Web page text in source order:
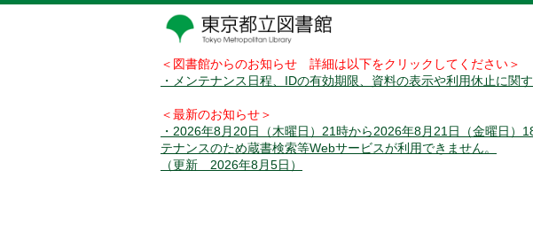
＜図書館からのお知らせ 詳細は以下をクリックしてください＞
・メンテナンス日程、IDの有効期限、資料の表示や利用休止に関す
＜最新のお知らせ＞
・2026年8月20日（木曜日）21時から2026年8月21日（金曜日）
テナンスのため蔵書検索等Webサービスが利用できません。
（更新 2026年8月5日）